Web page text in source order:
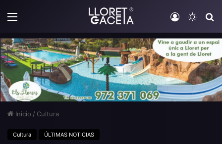
Menú Iniciar
Inicio / Cultura
Cultura ÚLTIMAS NOTICIAS